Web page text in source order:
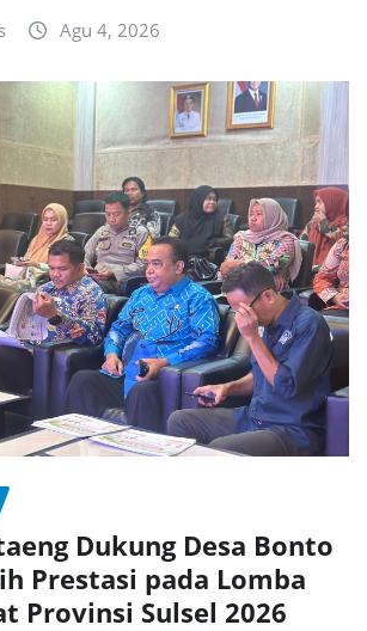
Agu 4, 2026
Dukung Desa Bonto
Prestasi pada Lomba
Provinsi Sulsel 2026